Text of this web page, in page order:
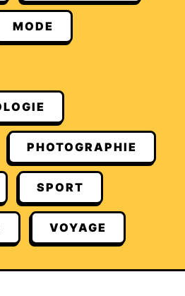
MODE
PHOTOGRAPHIE
SPORT
VOYAGE